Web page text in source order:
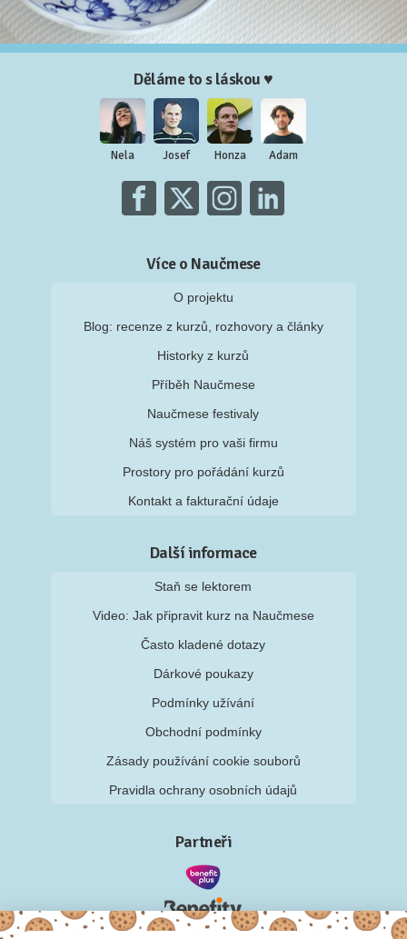
Děláme to s láskou ♥
Nela Josef Honza Adam
Více o Naučmese
O projektu
Blog: recenze z kurzů, rozhovory a články
Historky z kurzů
Příběh Naučmese
Naučmese festivaly
Náš systém pro vaši firmu
Prostory pro pořádání kurzů
Kontakt a fakturační údaje
Další informace
Staň se lektorem
Video: Jak připravit kurz na Naučmese
Často kladené dotazy
Dárkové poukazy
Podmínky užívání
Obchodní podmínky
Zásady používání cookie souborů
Pravidla ochrany osobních údajů
Partneři